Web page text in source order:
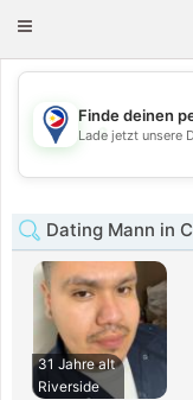
Toggle
💖
Finde deinen
Lade jetzt unsere
Dating Mann in
31 Jahre alt
Riverside